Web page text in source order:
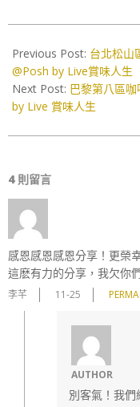
02-
15
Previous Post: 台北松山
@Posh by Live賞味人生
Next Post: 巴黎第八區
by Live 賞味人生
4 則留言
感恩感恩感恩分享！更榮
這麽有力的分享，我欠你
李芊 11-25
AUTHOR
別客氣！我